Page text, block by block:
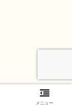
メニュー